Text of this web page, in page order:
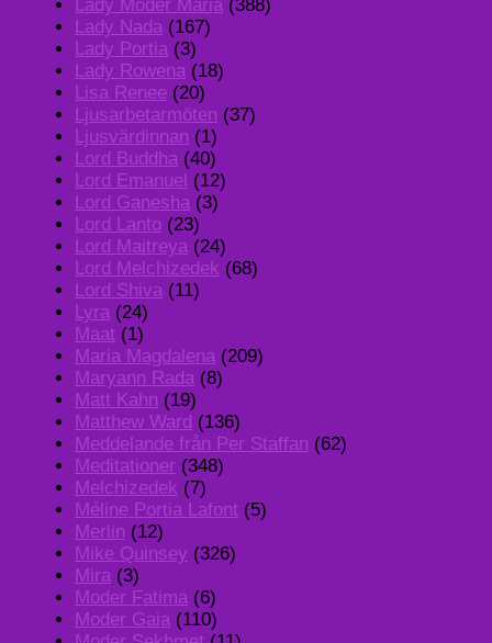
Lady Moder Maria (388)
Lady Nada (167)
Lady Portia (3)
Lady Rowena (18)
Lisa Renee (20)
Ljusarbetarmöten (37)
Ljusvärdinnan (1)
Lord Buddha (40)
Lord Emanuel (12)
Lord Ganesha (3)
Lord Lanto (23)
Lord Maitreya (24)
Lord Melchizedek (68)
Lord Shiva (11)
Lyra (24)
Maat (1)
Maria Magdalena (209)
Maryann Rada (8)
Matt Kahn (19)
Matthew Ward (136)
Meddelande från Per Staffan (62)
Meditationer (348)
Melchizedek (7)
Méline Portia Lafont (5)
Merlin (12)
Mike Quinsey (326)
Mira (3)
Moder Fatima (6)
Moder Gaia (110)